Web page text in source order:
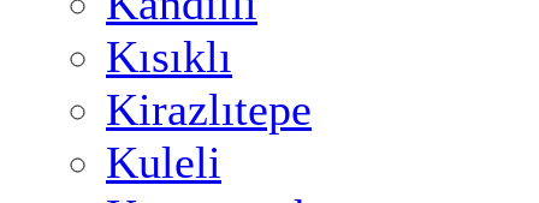
Kısıklı
Kirazlıtepe
Kuleli